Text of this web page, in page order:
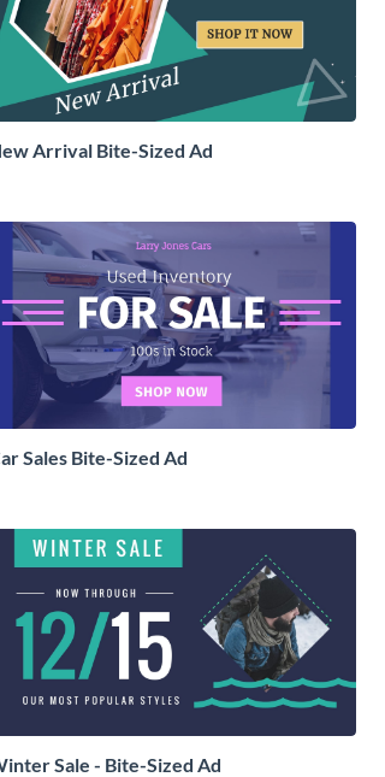
Arrival Bite-Sized Ad
Sales Bite-Sized Ad
Sale - Bite-Sized Ad